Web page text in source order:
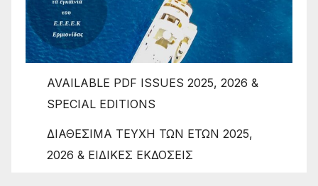
AVAILABLE PDF ISSUES 2025, 2026 &
SPECIAL EDITIONS
ΔΙΑΘΕΣΙΜΑ ΤΕΥΧΗ ΤΩΝ ΕΤΩΝ 2025,
2026 & ΕΙΔΙΚΕΣ ΕΚΔΟΣΕΙΣ